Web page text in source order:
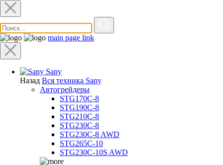
main page link
Sany
Назад Вся техника Sany
Автогрейдеры
STG170C-8
STG190C-8
STG210C-8
STG230C-8
STG230C-8 AWD
STG265C-10
STG230C-10S AWD